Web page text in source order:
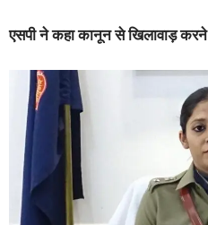
एसपी ने कहा कानून से खिलावाड़ करने